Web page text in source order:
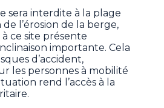
sera interdite à la plage
de l’érosion de la berge,
à ce site présente
importante. Cela
d’accident,
les personnes à mobilité
rend l’accès à la